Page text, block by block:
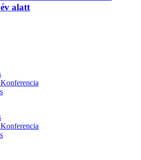
alatt